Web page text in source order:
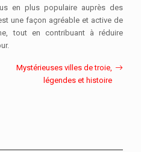
en plus populaire auprès des
une façon agréable et active de
tout en contribuant à réduire
Mystérieuses villes de troie,
légendes et histoire